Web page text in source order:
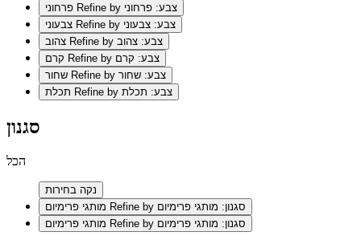
Refine by צבע: פרחוני
Refine by צבע: צבעוני
Refine by צבע: צהוב
Refine by צבע: קרם
Refine by צבע: שחור
Refine by צבע: תכלת
סגנון
הכל
נקה בחירות
Refine by סגנון: מותגי פרימיום
Refine by סגנון: מותגי פרימיום